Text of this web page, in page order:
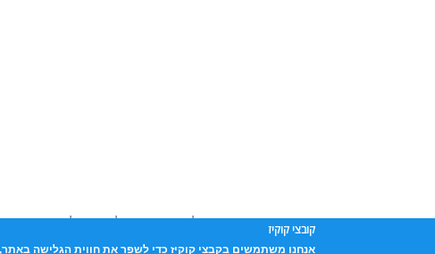
אוניברסיטת תל אביב עושה כל מאמץ לכבד זכויות
שנעשה בתכנים אלה לדעתך מפר זכויותקובצי קוקיז
אנחנו משתמשים בקבצי קוקיז כדי לשפר את חווית הגלישה